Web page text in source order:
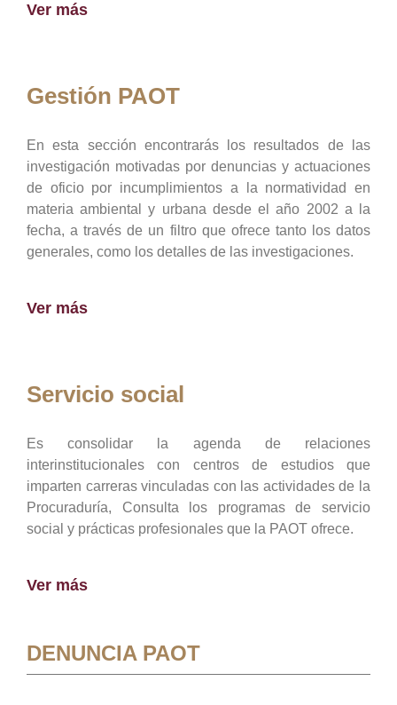
Ver más
Gestión PAOT
En esta sección encontrarás los resultados de las
investigación motivadas por denuncias y actuaciones
de oficio por incumplimientos a la normatividad en
materia ambiental y urbana desde el año 2002 a la
fecha, a través de un filtro que ofrece tanto los datos
generales, como los detalles de las investigaciones.
Ver más
Servicio social
Es consolidar la agenda de relaciones
interinstitucionales con centros de estudios que
imparten carreras vinculadas con las actividades de la
Procuraduría, Consulta los programas de servicio
social y prácticas profesionales que la PAOT ofrece.
Ver más
DENUNCIA PAOT